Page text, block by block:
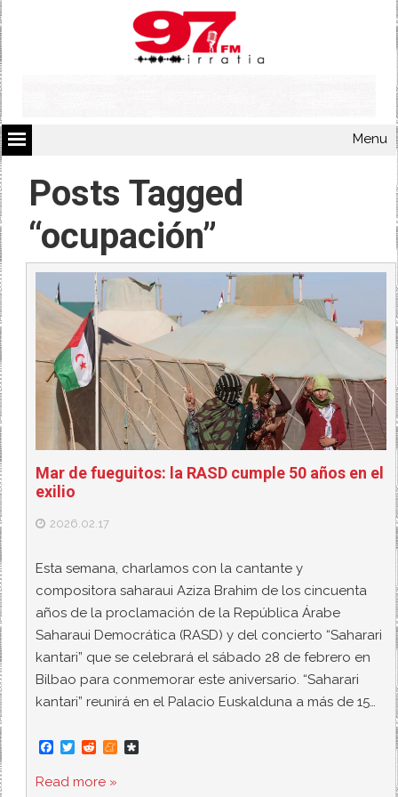
Menu
Posts Tagged
“ocupación”
Mar de fueguitos: la RASD cumple 50 años en el
exilio
2026.02.17
Esta semana, charlamos con la cantante y
compositora saharaui Aziza Brahim de los cincuenta
años de la proclamación de la República Árabe
Saharaui Democrática (RASD) y del concierto “Saharari
kantari” que se celebrará el sábado 28 de febrero en
Bilbao para conmemorar este aniversario. “Saharari
kantari” reunirá en el Palacio Euskalduna a más de 15…
F
c
e
T
i
t
R
d
d
M
Read more »